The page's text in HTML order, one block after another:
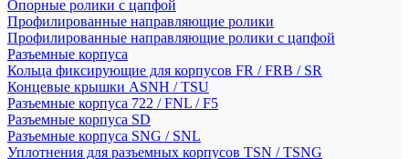
Опорные ролики с цапфой
Профилированные направляющие ролики
Профилированные направляющие ролики с цапфой
Разъемные корпуса
Кольца фиксирующие для корпусов FR / FRB / SR
Концевые крышки ASNH / TSU
Разъемные корпуса 722 / FNL / F5
Разъемные корпуса SD
Разъемные корпуса SNG / SNL
Уплотнения для разъемных корпусов TSN / TSNG